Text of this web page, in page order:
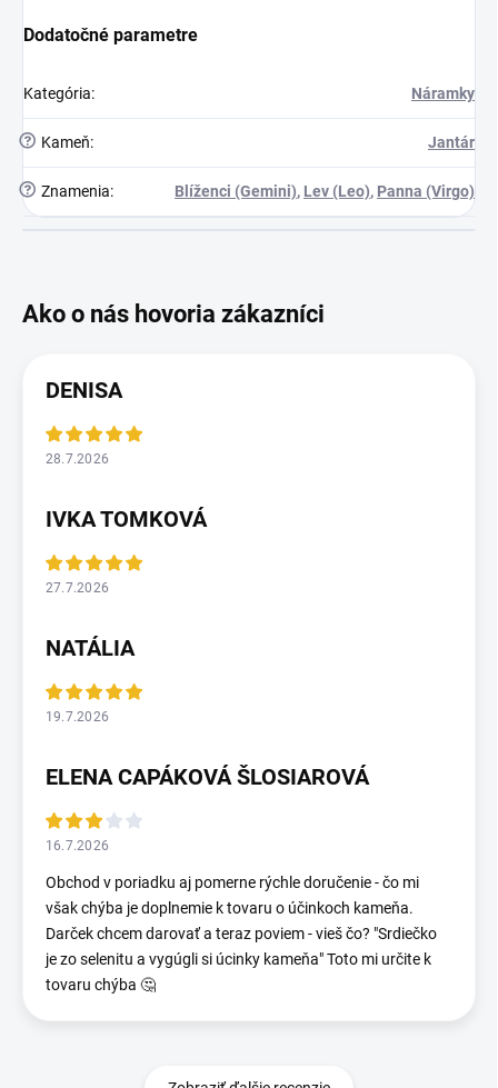
Dodatočné parametre
Kategória: Náramky
? Kameň: Jantár
? Znamenia: Blíženci (Gemini), Lev (Leo), Panna (Virgo)
DENISA
28.7.2026
IVKA TOMKOVÁ
27.7.2026
NATÁLIA
19.7.2026
ELENA CAPÁKOVÁ ŠLOSIAROVÁ
16.7.2026
Obchod v poriadku aj pomerne rýchle doručenie - čo mi
však chýba je doplnemie k tovaru o účinkoch kameňa.
Darček chcem darovať a teraz poviem - vieš čo? "Srdiečko
je zo selenitu a vygúgli si úcinky kameňa" Toto mi určite k
tovaru chýba 🤔